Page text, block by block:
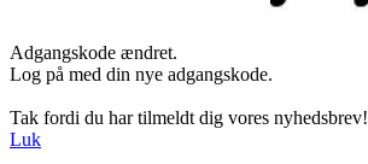
Adgangskode ændret.
Log på med din nye adgangskode.
Tak fordi du har tilmeldt dig vores nyhedsbrev!
Luk